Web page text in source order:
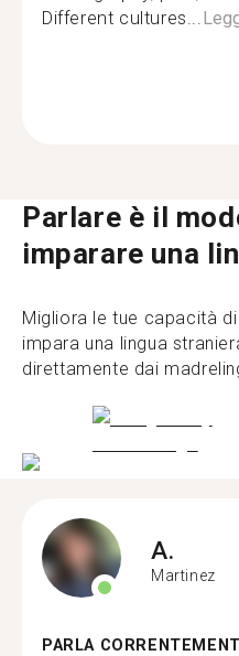
Different cultures...
Parlare è il
imparare una
Migliora le tue capacità
impara una lingua
direttamente dai
A.
Martinez
PARLA